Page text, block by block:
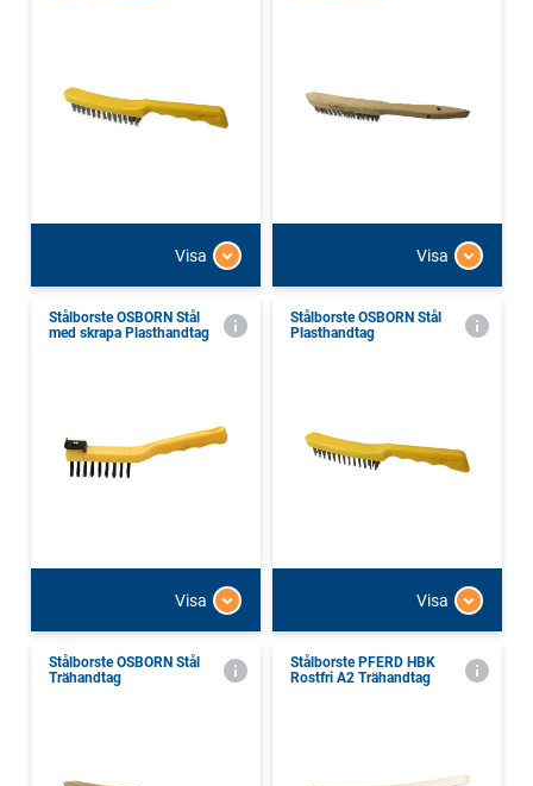
Visa Visa
Stålborste OSBORN Stål
med skrapa Plasthandtag
Visa
Stålborste OSBORN Stål
Plasthandtag
Visa
Stålborste OSBORN Stål
Trähandtag
Stålborste PFERD HBK
Rostfri A2 Trähandtag